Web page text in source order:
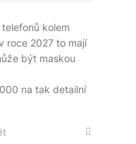
kolem
roce 2027 to mají
být maskou
na tak detailní